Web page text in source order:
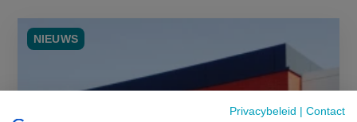
Privacybeleid | Contact
NIEUWS